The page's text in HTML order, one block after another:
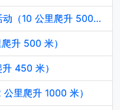
38. 九龙山京西古道圣诞特别活动（10 公里爬升 500 米）
升 500 米）
450 米）
里爬升 1000 米）